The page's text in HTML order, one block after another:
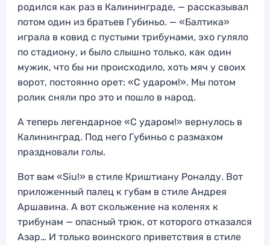
родился как раз в Калининграде, — рассказывал
потом один из братьев Губиньо. — «Балтика»
играла в ковид с пустыми трибунами, эхо гуляло
по стадиону, и было слышно только, как один
мужик, что бы ни происходило, хоть мяч у своих
ворот, постоянно орет: «С ударом!». Мы потом
ролик сняли про это и пошло в народ.
А теперь легендарное «С ударом!» вернулось в
Калининград. Под него Губиньо с размахом
праздновали голы.
Вот вам «Siu!» в стиле Криштиану Роналду. Вот
приложенный палец к губам в стиле Андрея
Аршавина. А вот скольжение на коленях к
трибунам — опасный трюк, от которого отказался
Азар… И только воинского приветствия в стиле